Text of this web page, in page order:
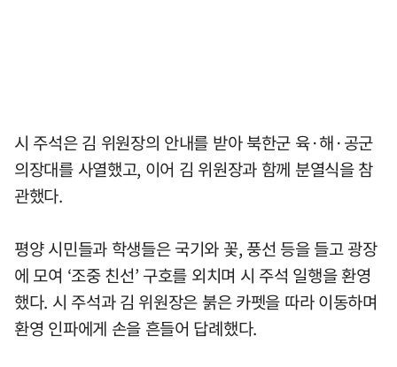
시 주석은 김 위원장의 안내를 받아 북한군 육·해·공군
의장대를 사열했고, 이어 김 위원장과 함께 분열식을 참
관했다.
평양 시민들과 학생들은 국기와 꽃, 풍선 등을 들고 광장
에 모여 ‘조중 친선’ 구호를 외치며 시 주석 일행을 환영
했다. 시 주석과 김 위원장은 붉은 카펫을 따라 이동하며
환영 인파에게 손을 흔들어 답례했다.